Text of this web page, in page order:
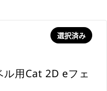
選択済み
ル用Cat 2D eフェ